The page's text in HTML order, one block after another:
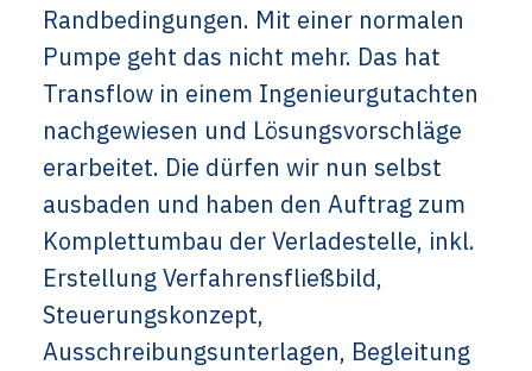
Randbedingungen. Mit einer normalen
Pumpe geht das nicht mehr. Das hat
Transflow in einem Ingenieurgutachten
nachgewiesen und Lösungsvorschläge
erarbeitet. Die dürfen wir nun selbst
ausbaden und haben den Auftrag zum
Komplettumbau der Verladestelle, inkl.
Erstellung Verfahrensfließbild,
Steuerungskonzept,
Ausschreibungsunterlagen, Begleitung